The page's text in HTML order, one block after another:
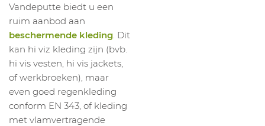
Vandeputte biedt u een
ruim aanbod aan
beschermende kleding . Dit
kan hi viz kleding zijn (bvb.
hi vis vesten, hi vis jackets,
of werkbroeken), maar
even goed regenkleding
conform EN 343, of kleding
met vlamvertragende